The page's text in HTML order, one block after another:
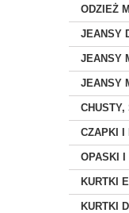
ODZIEŻ
JEANSY
JEANSY
JEANSY
CHUSTY,
CZAPKI I
OPASKI I
KURTKI
KURTKI